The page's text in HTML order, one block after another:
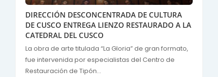
DIRECCIÓN DESCONCENTRADA DE CULTURA
DE CUSCO ENTREGA LIENZO RESTAURADO A LA
CATEDRAL DEL CUSCO
La obra de arte titulada “La Gloria” de gran formato,
fue intervenida por especialistas del Centro de
Restauración de Tipón...